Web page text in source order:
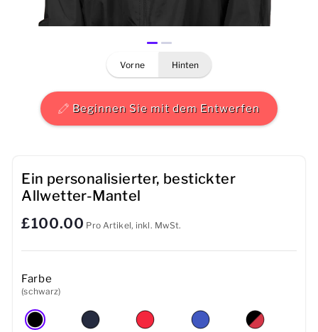
Herren
Baby
Tassen
vorne hinten
Beginnen Sie mit dem Entwerfen
Ein personalisierter, bestickter
Allwetter-Mantel
£100.00 Pro Artikel, inkl. MwSt.
Farbe
(schwarz)